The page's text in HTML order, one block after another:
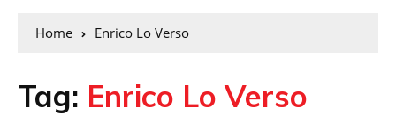
Home Enrico Lo Verso
Tag: Enrico Lo Verso